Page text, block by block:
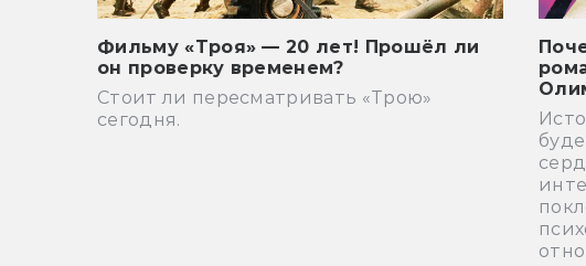
Фильму «Троя» — 20 лет! Прошёл ли
он проверку временем?
Стоит ли пересматривать «Трою»
сегодня.